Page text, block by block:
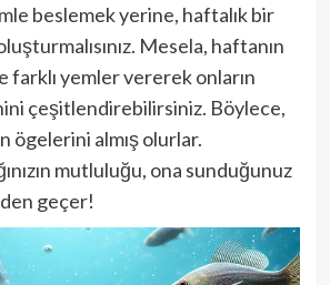
beslemek yerine, haftalık bir
Mesela, haftanın
farklı yemler vererek onların
çeşitlendirebilirsiniz. Böylece,
ögelerini almış olurlar.
mutluluğu, ona sunduğunuz
geçer!